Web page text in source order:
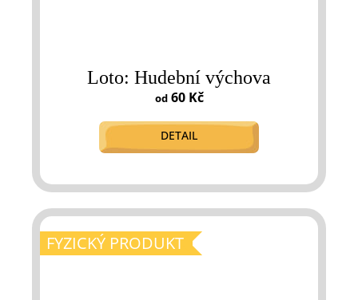
Loto: Hudební výchova
od60 Kč
DETAIL
FYZICKÝ PRODUKT